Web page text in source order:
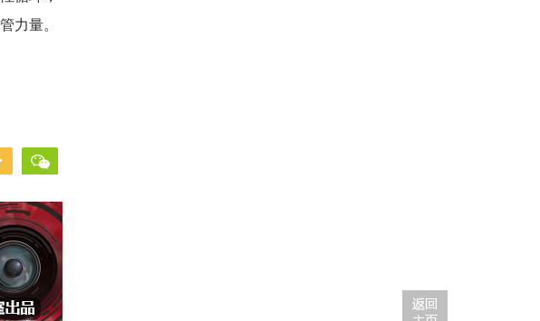
力量。